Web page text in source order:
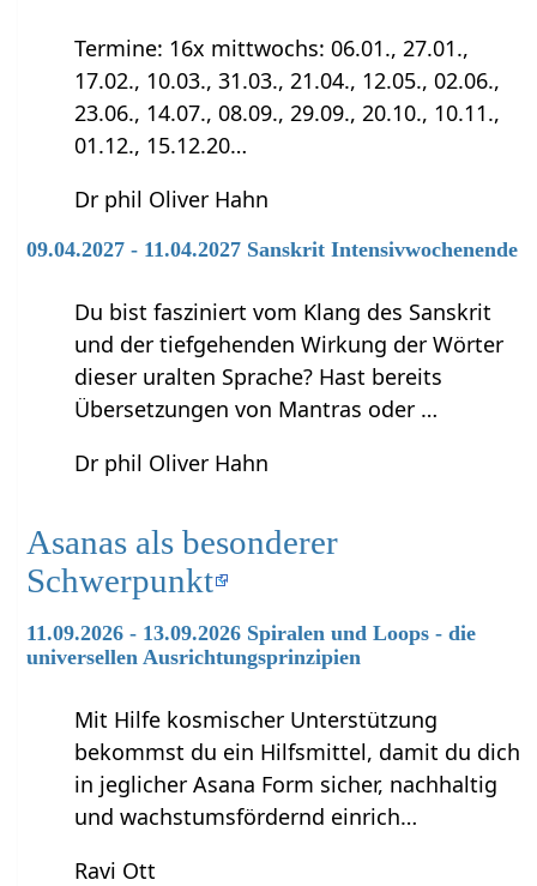
Termine: 16x mittwochs: 06.01., 27.01.,
17.02., 10.03., 31.03., 21.04., 12.05., 02.06.,
23.06., 14.07., 08.09., 29.09., 20.10., 10.11.,
01.12., 15.12.20…
Dr phil Oliver Hahn
09.04.2027 - 11.04.2027 Sanskrit Intensivwochenende
Du bist fasziniert vom Klang des Sanskrit
und der tiefgehenden Wirkung der Wörter
dieser uralten Sprache? Hast bereits
Übersetzungen von Mantras oder …
Dr phil Oliver Hahn
Asanas als besonderer
Schwerpunkt
11.09.2026 - 13.09.2026 Spiralen und Loops - die
universellen Ausrichtungsprinzipien
Mit Hilfe kosmischer Unterstützung
bekommst du ein Hilfsmittel, damit du dich
in jeglicher Asana Form sicher, nachhaltig
und wachstumsfördernd einrich…
Ravi Ott